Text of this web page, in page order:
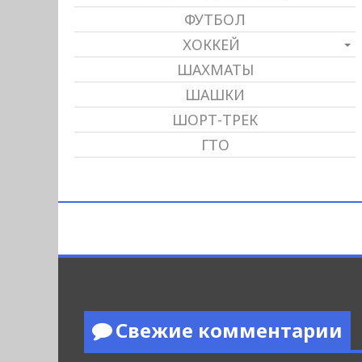
ФУТБОЛ
ХОККЕЙ
ШАХМАТЫ
ШАШКИ
ШОРТ-ТРЕК
ГТО
Свежие комментарии